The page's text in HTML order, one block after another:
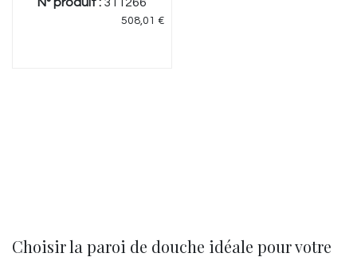
508,01 €
Choisir la paroi de douche idéale pour votre